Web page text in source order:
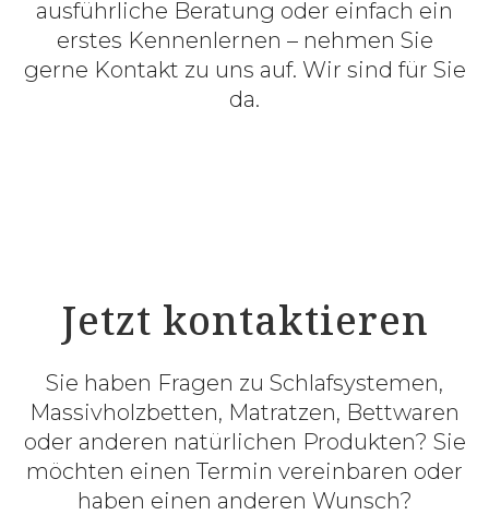
ausführliche Beratung oder einfach ein
erstes Kennenlernen – nehmen Sie
gerne Kontakt zu uns auf. Wir sind für Sie
da.
Jetzt kontaktieren
Sie haben Fragen zu Schlafsystemen,
Massivholzbetten, Matratzen, Bettwaren
oder anderen natürlichen Produkten? Sie
möchten einen Termin vereinbaren oder
haben einen anderen Wunsch?